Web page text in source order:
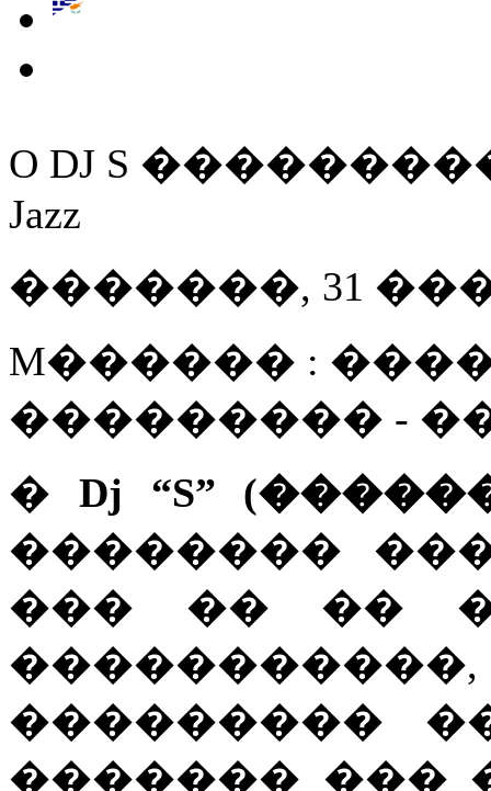
O DJ S
Jazz
�������, 31 ���
M������ :
��������� -
� Dj “S”
��������
��� �� ��
���������
������� ���